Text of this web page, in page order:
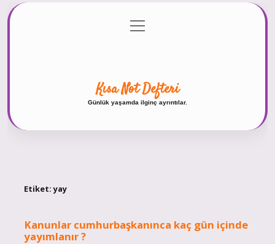
Gizlilik Politikası
menüyü
aç
Kısa Not Defteri
Günlük yaşamda ilginç ayrıntılar.
Etiket:yay
Kanunlar cumhurbaşkanınca kaç gün içinde
yayımlanır ?